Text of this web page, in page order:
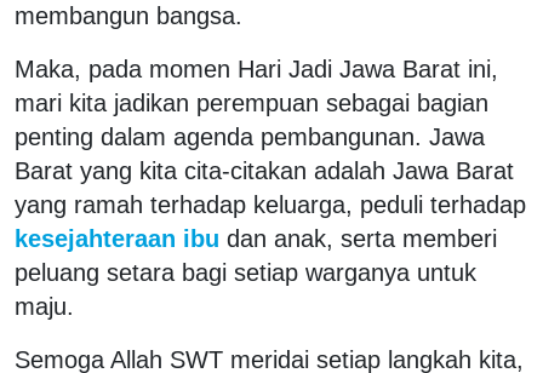
membangun bangsa.
Maka, pada momen Hari Jadi Jawa Barat ini,
mari kita jadikan perempuan sebagai bagian
penting dalam agenda pembangunan. Jawa
Barat yang kita cita-citakan adalah Jawa Barat
yang ramah terhadap keluarga, peduli terhadap
kesejahteraan ibu dan anak, serta memberi
peluang setara bagi setiap warganya untuk
maju.
Semoga Allah SWT meridai setiap langkah kita,